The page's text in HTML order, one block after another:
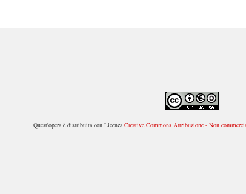
Quest'opera è distribuita con LicenzaCreative Commons Attribuzione - Non